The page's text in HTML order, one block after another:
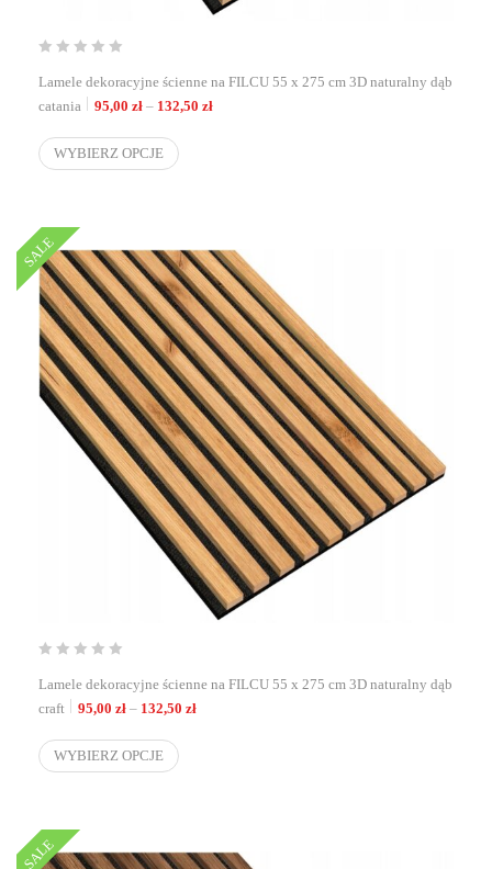
Lamele dekoracyjne ścienne na FILCU 55 x 275 cm 3D naturalny dąb
catania
95,00 zł – 132,50 złZakres cen: od 95,00 zł do 132,50 zł
WYBIERZ OPCJE
SALE
Lamele dekoracyjne ścienne na FILCU 55 x 275 cm 3D naturalny dąb
craft
95,00 zł – 132,50 złZakres cen: od 95,00 zł do 132,50 zł
WYBIERZ OPCJE
SALE